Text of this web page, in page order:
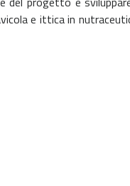
e ittica in